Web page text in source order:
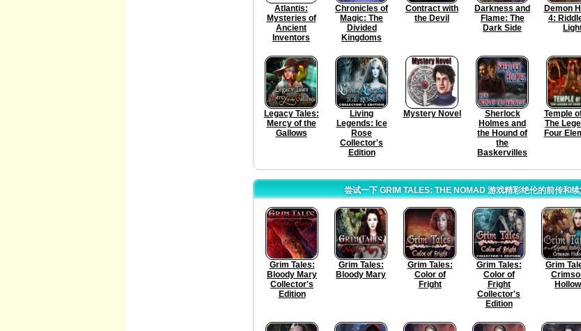
Atlantis:
Mysteries of
Ancient
Inventors
Chronicles of
Magic: The
Divided
Kingdoms
Contract with
the Devil
Darkness and
Flame: The
Dark Side
Demon
4:
Legacy Tales:
Mercy of the
Gallows
Living
Legends: Ice
Rose
Collector's
Edition
Mystery Novel
Sherlock
Holmes and
the Hound of
the
Baskervilles
Temple
The
Four
尝试一下 GRIM TALES: THE NOMAD 游戏精彩绝伦的前传和续
Grim Tales:
Bloody Mary
Collector's
Edition
Grim Tales:
Bloody Mary
Grim Tales:
Color of
Fright
Grim Tales:
Color of
Fright
Collector's
Edition
Grim
Hollow